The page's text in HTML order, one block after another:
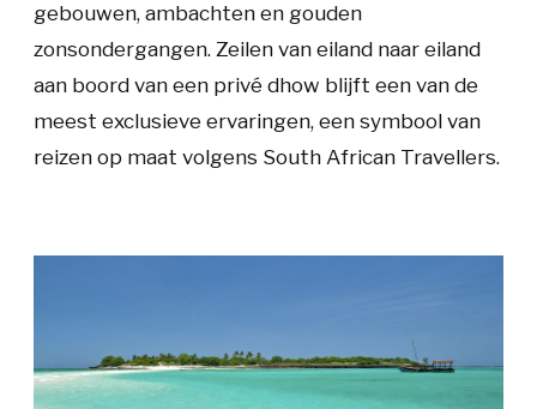
gebouwen, ambachten en gouden
zonsondergangen. Zeilen van eiland naar eiland
aan boord van een privé dhow blijft een van de
meest exclusieve ervaringen, een symbool van
reizen op maat volgens South African Travellers.